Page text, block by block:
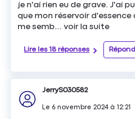
je n'ai rien eu de grave. J'ai
que mon réservoir d'essence
me semb...voir la suite
Lire les 18 réponses
JerryS030582
Le 6 novembre 2024à12:21